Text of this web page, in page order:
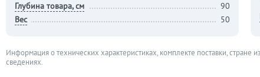
Глубина товара, см
90
Вес
50
Информация о технических характеристиках, комплекте поставки,
сведениях.